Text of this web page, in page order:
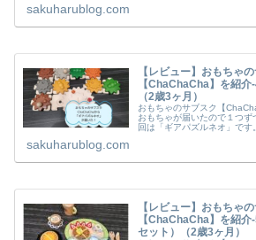
sakuharublog.com
【レビュー】おもちゃ
【ChaChaCha】を紹介
（2歳3ヶ月）
おもちゃのサブスク【
おもちゃが届いたので１つ
回は「ギアパズルネオ」です。
sakuharublog.com
【レビュー】おもちゃ
【ChaChaCha】を紹
セット）（2歳3ヶ月）